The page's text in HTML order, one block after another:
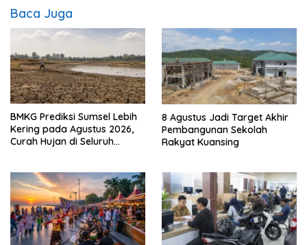
Baca Juga
BMKG Prediksi Sumsel Lebih
Kering pada Agustus 2026,
Curah Hujan di Seluruh
8 Agustus Jadi Target Akhir
Pembangunan Sekolah
Rakyat Kuansing